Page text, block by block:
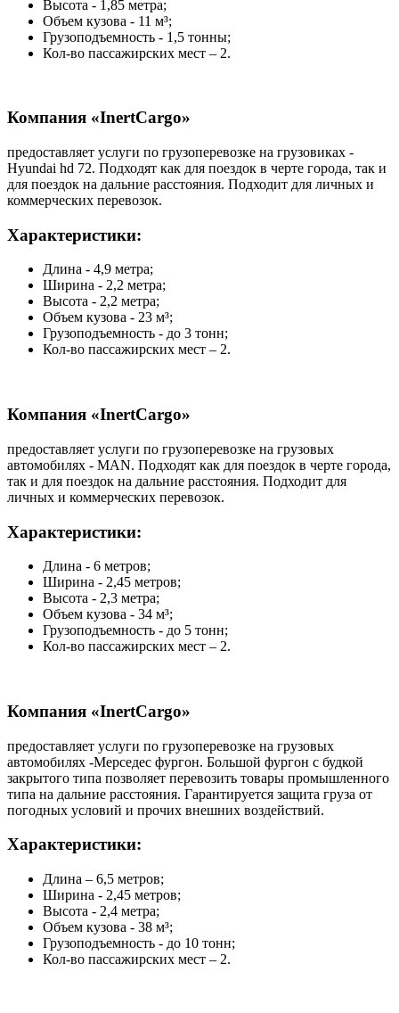
Высота - 1,85 метра;
Объем кузова - 11 м³;
Грузоподъемность - 1,5 тонны;
Кол-во пассажирских мест – 2.
Компания «InertCargo»
предоставляет услуги по грузоперевозке на грузовиках -
Hyundai hd 72. Подходят как для поездок в черте города, так и
для поездок на дальние расстояния. Подходит для личных и
коммерческих перевозок.
Характеристики:
Длина - 4,9 метра;
Ширина - 2,2 метра;
Высота - 2,2 метра;
Объем кузова - 23 м³;
Грузоподъемность - до 3 тонн;
Кол-во пассажирских мест – 2.
Компания «InertCargo»
предоставляет услуги по грузоперевозке на грузовых
автомобилях - MAN. Подходят как для поездок в черте города,
так и для поездок на дальние расстояния. Подходит для
личных и коммерческих перевозок.
Характеристики:
Длина - 6 метров;
Ширина - 2,45 метров;
Высота - 2,3 метра;
Объем кузова - 34 м³;
Грузоподъемность - до 5 тонн;
Кол-во пассажирских мест – 2.
Компания «InertCargo»
предоставляет услуги по грузоперевозке на грузовых
автомобилях -Мерседес фургон. Большой фургон с будкой
закрытого типа позволяет перевозить товары промышленного
типа на дальние расстояния. Гарантируется защита груза от
погодных условий и прочих внешних воздействий.
Характеристики:
Длина – 6,5 метров;
Ширина - 2,45 метров;
Высота - 2,4 метра;
Объем кузова - 38 м³;
Грузоподъемность - до 10 тонн;
Кол-во пассажирских мест – 2.